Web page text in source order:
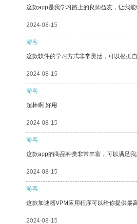
这款app是我学习路上的良师益友，让我
2024-08-15
游客
这款软件的学习方式非常灵活，可以根据
2024-08-15
游客
超棒啊 好用
2024-08-15
游客
这款app的商品种类非常丰富，可以满足我
2024-08-15
游客
这款加速器VPM应用程序可以给你提供最
2024-08-15